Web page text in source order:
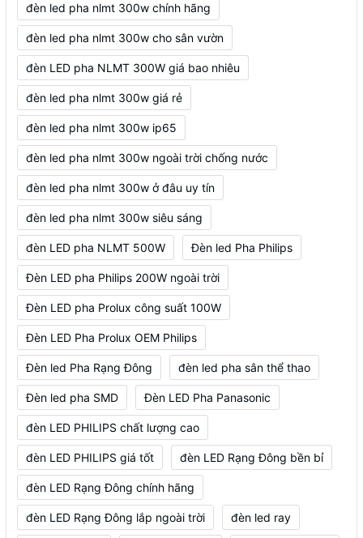
đèn led pha nlmt 300w chính hãng
đèn led pha nlmt 300w cho sân vườn
đèn LED pha NLMT 300W giá bao nhiêu
đèn led pha nlmt 300w giá rẻ
đèn led pha nlmt 300w ip65
đèn led pha nlmt 300w ngoài trời chống nước
đèn led pha nlmt 300w ở đâu uy tín
đèn led pha nlmt 300w siêu sáng
đèn LED pha NLMT 500W Đèn led Pha Philips
Đèn LED pha Philips 200W ngoài trời
Đèn LED pha Prolux công suất 100W
Đèn LED Pha Prolux OEM Philips
Đèn led Pha Rạng Đông đèn led pha sân thể thao
Đèn led pha SMD Đèn LED Pha Panasonic
đèn LED PHILIPS chất lượng cao
đèn LED PHILIPS giá tốt đèn LED Rạng Đông bền bỉ
đèn LED Rạng Đông chính hãng
đèn LED Rạng Đông lắp ngoài trời đèn led ray